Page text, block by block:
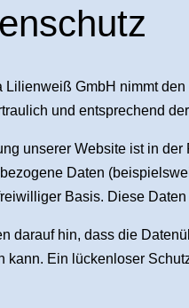
Lilienweiß GmbH nimmt
und entsprechend
unserer Website ist in
Daten
Basis. Diese
darauf hin, dass die
kann. Ein lückenloser